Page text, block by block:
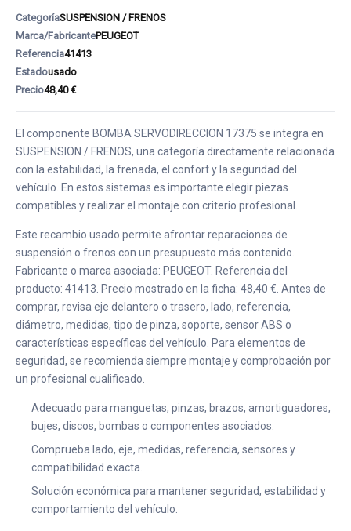
CategoríaSUSPENSION / FRENOS
Marca/FabricantePEUGEOT
Referencia41413
Estadousado
Precio48,40 €
El componente BOMBA SERVODIRECCION 17375 se integra en
SUSPENSION / FRENOS, una categoría directamente relacionada
con la estabilidad, la frenada, el confort y la seguridad del
vehículo. En estos sistemas es importante elegir piezas
compatibles y realizar el montaje con criterio profesional.
Este recambio usado permite afrontar reparaciones de
suspensión o frenos con un presupuesto más contenido.
Fabricante o marca asociada: PEUGEOT. Referencia del
producto: 41413. Precio mostrado en la ficha: 48,40 €. Antes de
comprar, revisa eje delantero o trasero, lado, referencia,
diámetro, medidas, tipo de pinza, soporte, sensor ABS o
características específicas del vehículo. Para elementos de
seguridad, se recomienda siempre montaje y comprobación por
un profesional cualificado.
Adecuado para manguetas, pinzas, brazos, amortiguadores,
bujes, discos, bombas o componentes asociados.
Comprueba lado, eje, medidas, referencia, sensores y
compatibilidad exacta.
Solución económica para mantener seguridad, estabilidad y
comportamiento del vehículo.